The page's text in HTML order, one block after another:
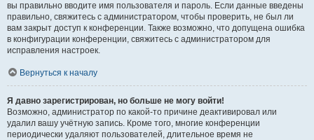
вы правильно вводите имя пользователя и пароль. Если данные введены
правильно, свяжитесь с администратором, чтобы проверить, не был ли
вам закрыт доступ к конференции. Также возможно, что допущена ошибка
в конфигурации конференции, свяжитесь с администратором для
исправления настроек.
Вернуться к началу
Я давно зарегистрирован, но больше не могу войти!
Возможно, администратор по какой-то причине деактивировал или
удалил вашу учётную запись. Кроме того, многие конференции
периодически удаляют пользователей, длительное время не